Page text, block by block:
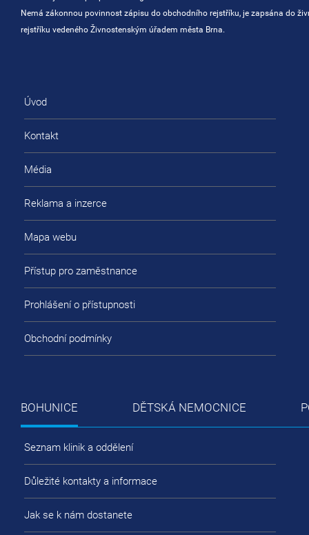
Nemá zákonnou povinnost zápisu do obchodního rejstříku, je zapsána do
rejstříku vedeného Živnostenským úřadem města Brna.
Úvod
Kontakt
Média
Reklama a inzerce
Mapa webu
Přístup pro zaměstnance
Prohlášení o přístupnosti
Obchodní podmínky
BOHUNICE DĚTSKÁ NEMOCNICE
Seznam klinik a oddělení
Důležité kontakty a informace
Jak se k nám dostanete